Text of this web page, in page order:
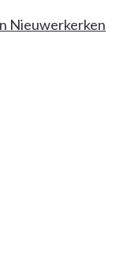
Nieuwerkerken